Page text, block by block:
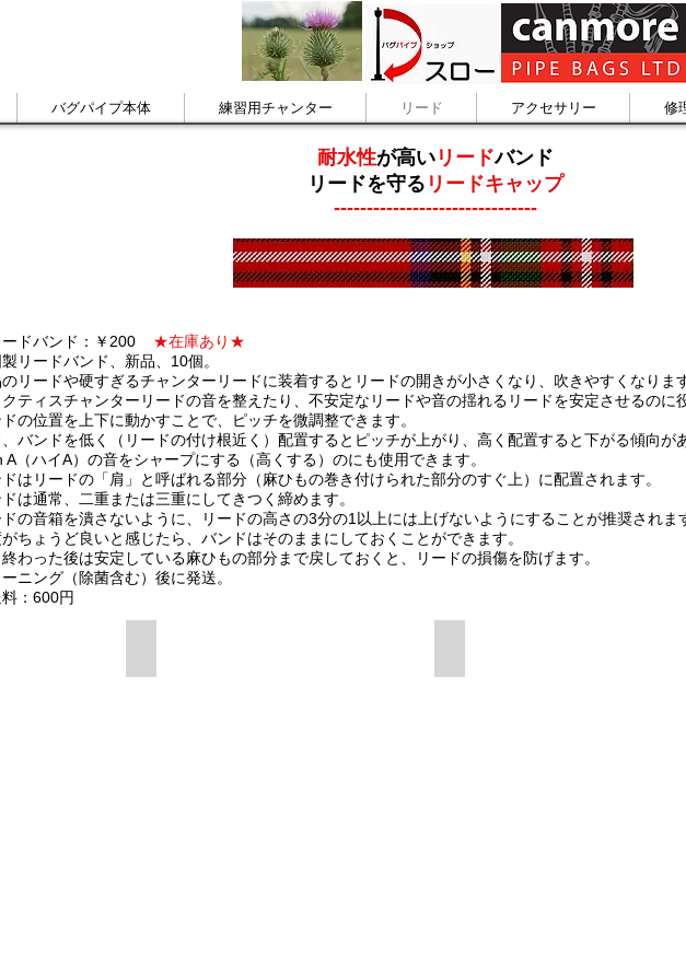
バグパイプ本体 練習用チャンター リード アクセサリー 修
耐水性が高いリードバンド
リードを守る リードキャップ
-------------------------------
ドバンド：￥200 ★在庫あり★
リードバンド、新品、10個。
のリードや硬すぎるチャンターリードに装着するとリードの開きが小さくなり、吹きやすくなりま
クティスチャンターリードの音を整えたり、不安定なリードや音の揺れるリードを安定させるのに
の位置を上下に動かすことで、ピッチを微調整できます。
バンドを低く（リードの付け根近く）配置するとピッチが上がり、高く配置すると下がる傾向が
A（ハイA）の音をシャープにする（高くする）のにも使用できます。
はリードの「肩」と呼ばれる部分（麻ひもの巻き付けられた部分のすぐ上）に配置されます。
は通常、二重または三重にしてきつく締めます。
ドの音箱を潰さないように、リードの高さの3分の1以上には上げないようにすることが推奨されま
ちょうど良いと感じたら、バンドはそのままにしておくことができます。
わった後は安定している麻ひもの部分まで戻しておくと、リードの損傷を防げます。
ニング（除菌含む）後に発送。
：600円